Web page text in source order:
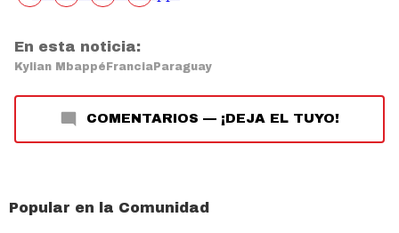
En esta noticia:
Kylian Mbappé Francia Paraguay
COMENTARIOS — ¡DEJA EL TUYO!
Popular en la Comunidad